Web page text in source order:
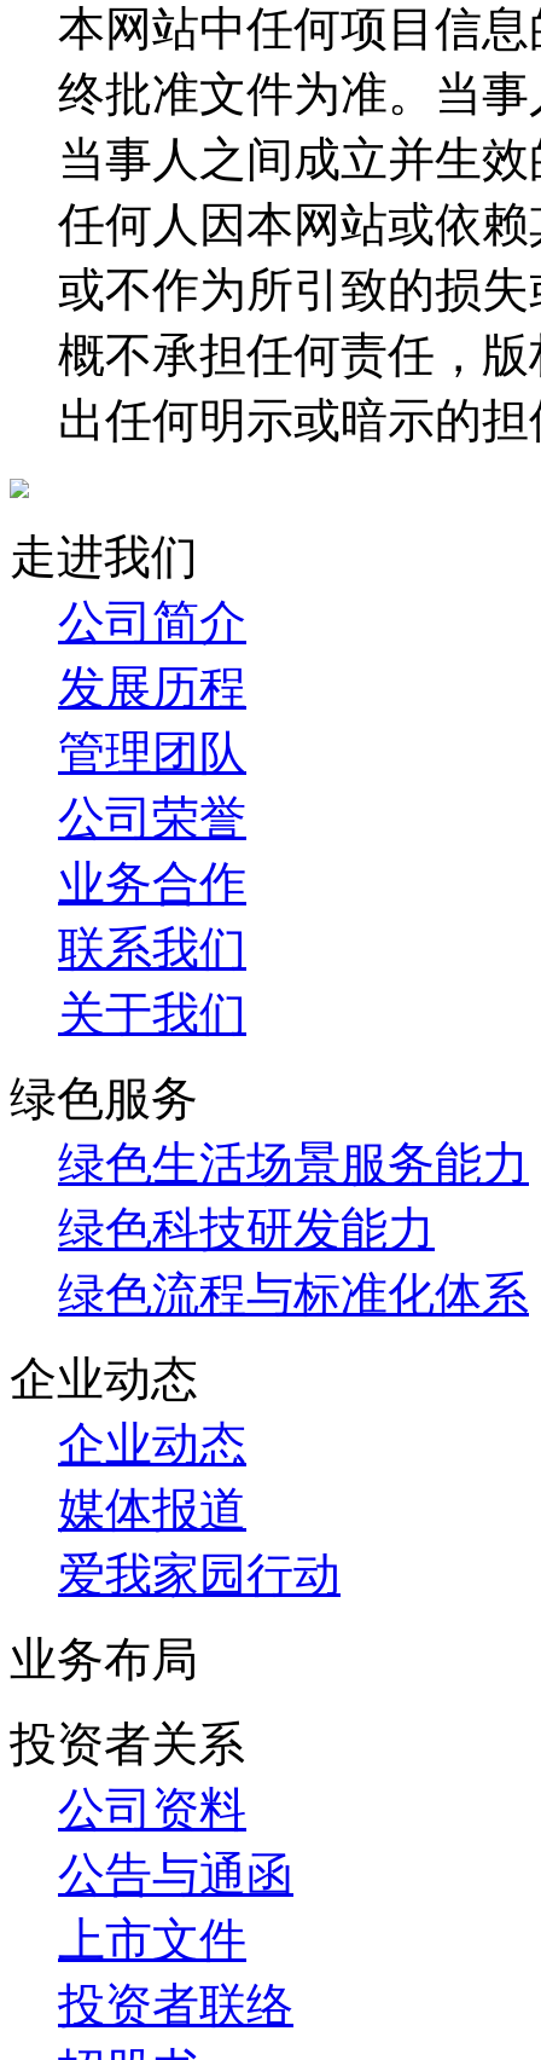
本网站中任何项目信
终批准文件为准。当
当事人之间成立并生
任何人因本网站或依
或不作为所引致的损
概不承担任何责任，
出任何明示或暗示的
走进我们
公司简介
发展历程
管理团队
公司荣誉
业务合作
联系我们
关于我们
绿色服务
绿色生活场景服务能力
绿色科技研发能力
绿色流程与标准化体系
企业动态
企业动态
媒体报道
爱我家园行动
业务布局
投资者关系
公司资料
公告与通函
上市文件
投资者联络